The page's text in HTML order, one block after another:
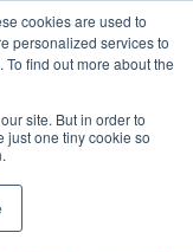
cookies are used to
personalized services to
find out more about the
site. But in order to
just one tiny cookie so
Del